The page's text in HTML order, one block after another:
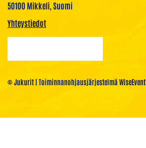
50100 Mikkeli, Suomi
Yhteystiedot
© Jukurit | Toiminnanohjausjärjestelmä WiseEvent